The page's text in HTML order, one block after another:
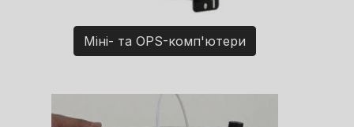
Міні- та OPS-комп'ютери